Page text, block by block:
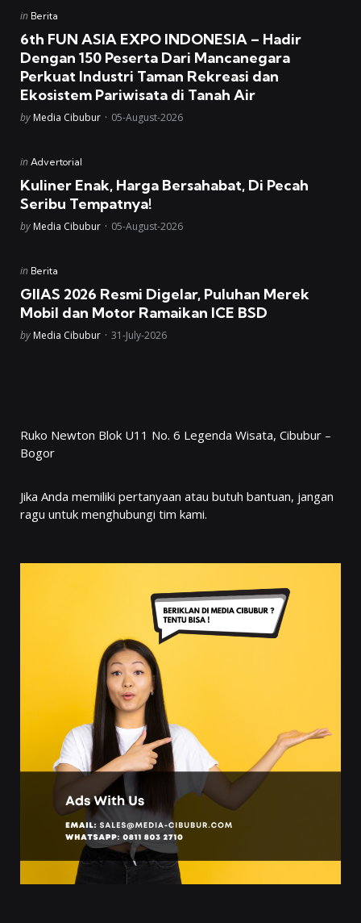
Posted
in Berita
6th FUN ASIA EXPO INDONESIA – Hadir
Dengan 150 Peserta Dari Mancanegara
Perkuat Industri Taman Rekreasi dan
Ekosistem Pariwisata di Tanah Air
Posted
by Media Cibubur 05-August-2026
Posted
in Advertorial
Kuliner Enak, Harga Bersahabat, Di Pecah
Seribu Tempatnya!
Posted
by Media Cibubur 05-August-2026
Posted
in Berita
GIIAS 2026 Resmi Digelar, Puluhan Merek
Mobil dan Motor Ramaikan ICE BSD
Posted
by Media Cibubur 31-July-2026
Ruko Newton Blok U11 No. 6 Legenda Wisata, Cibubur –
Bogor
Jika Anda memiliki pertanyaan atau butuh bantuan, jangan
ragu untuk menghubungi tim kami.